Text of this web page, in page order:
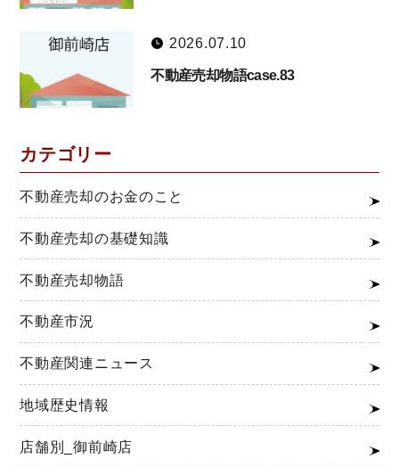
2026.07.10
不動産売却物語case.83
カテゴリー
不動産売却のお金のこと
不動産売却の基礎知識
不動産売却物語
不動産市況
不動産関連ニュース
地域歴史情報
店舗別_御前崎店